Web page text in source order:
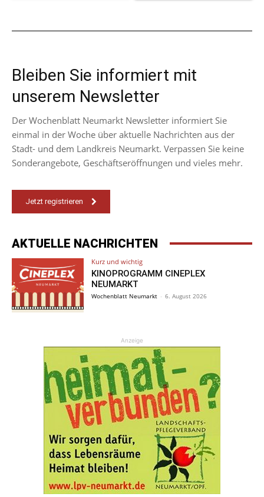
Bleiben Sie informiert mit
unserem Newsletter
Der Wochenblatt Neumarkt Newsletter informiert Sie
einmal in der Woche über aktuelle Nachrichten aus der
Stadt- und dem Landkreis Neumarkt. Verpassen Sie keine
Sonderangebote, Geschäftseröffnungen und vieles mehr.
Jetzt registrieren
AKTUELLE NACHRICHTEN
Kurz und wichtig
KINOPROGRAMM CINEPLEX
NEUMARKT
Wochenblatt Neumarkt - 6. August 2026
Anzeige